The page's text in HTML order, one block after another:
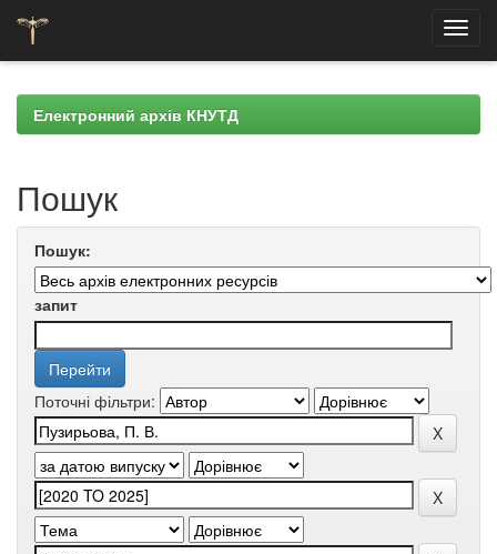
navigationЕлектронний архів КНУТД
Пошук
Пошук:
запит
Поточні фільтри: